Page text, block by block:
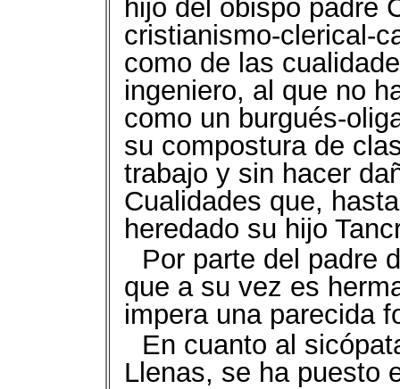
hijo del obispo padre
cristianismo-clerical-
como de las
ingeniero, al que no
como un burgués-
su compostura de
trabajo y sin hacer
Cualidades que,
heredado su hijo
Por parte del padre
que a su vez es
impera una parecida
En cuanto al
Llenas, se ha puesto